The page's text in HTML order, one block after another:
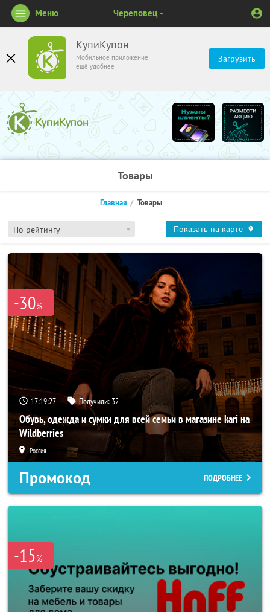
КупиКупон
Мобильное приложение
ещё удобнее
Загрузить
Меню Череповец
Товары
По рейтингу
Главная Товары
Показать на карте
-30%
17:19:25 Получили: 32
Обувь, одежда и сумки для всей семьи в магазине kari на
Wildberries
Россия
Промокод ПОДРОБНЕЕ
-15%